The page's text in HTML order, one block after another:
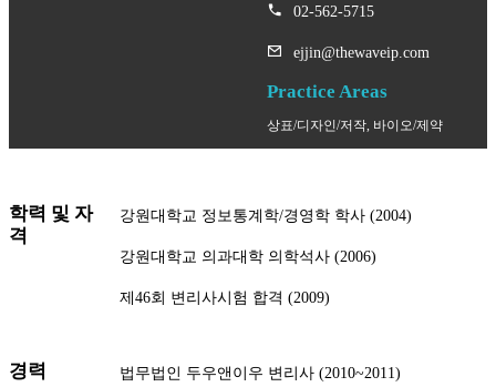
02-562-5715
ejjin@thewaveip.com
Practice Areas
상표/디자인/저작, 바이오/제약
학력 및 자
격
강원대학교 정보통계학/경영학 학사 (2004)
강원대학교 의과대학 의학석사 (2006)
제46회 변리사시험 합격 (2009)
경력 법무법인 두우앤이우 변리사 (2010~2011)